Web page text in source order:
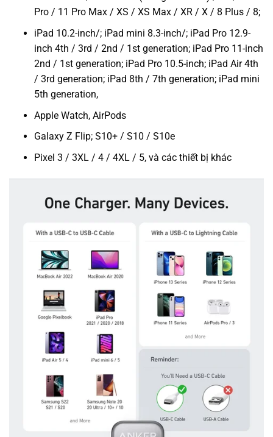
Pro / 11 Pro Max / XS / XS Max / XR / X / 8 Plus / 8;
iPad 10.2-inch/; iPad mini 8.3-inch/; iPad Pro 12.9-
inch 4th / 3rd / 2nd / 1st generation; iPad Pro 11-inch
2nd / 1st generation; iPad Pro 10.5-inch; iPad Air 4th
/ 3rd generation; iPad 8th / 7th generation; iPad mini
5th generation,
Apple Watch, AirPods
Galaxy Z Flip; S10+ / S10 / S10e
Pixel 3 / 3XL / 4 / 4XL / 5, và các thiết bị khác